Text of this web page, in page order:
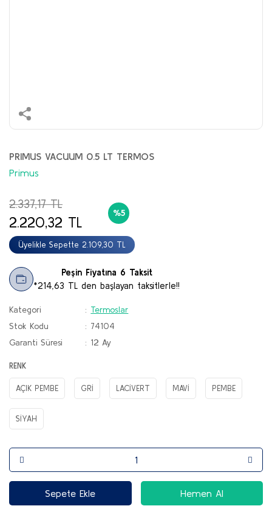
PRIMUS VACUUM 0.5 LT TERMOS
Primus
2.337,17 TL
2.220,32 TL
Üyelikle Sepette 2.109,30 TL
%5
Peşin Fiyatına 6 Taksit
*214,63 TL den başlayan taksitlerle!!
Kategori
Termoslar
Stok Kodu
74104
Garanti Süresi
12 Ay
RENK
AÇIK PEMBE GRİ LACİVERT MAVİ PEMBE
SİYAH
Sepete Ekle Hemen Al